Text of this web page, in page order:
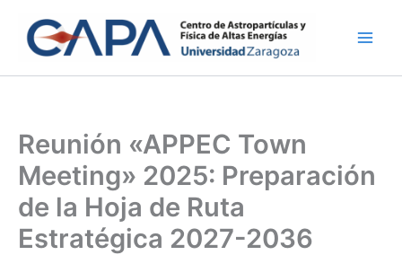
contenido
Reunión «APPEC Town
Meeting» 2025: Preparación
de la Hoja de Ruta
Estratégica 2027-2036